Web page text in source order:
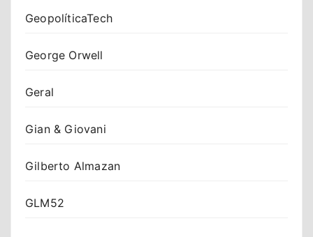
GeopolíticaTech
George Orwell
Geral
Gian & Giovani
Gilberto Almazan
GLM52